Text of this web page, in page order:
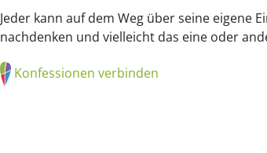
Jeder kann auf dem Weg über seine eigene
nachdenken und vielleicht das eine oder
Konfessionen verbinden